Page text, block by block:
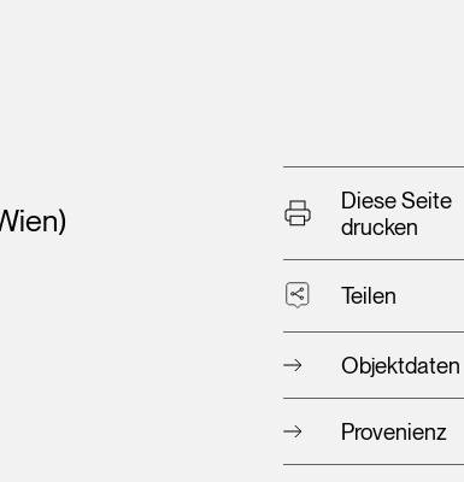
Diese Seite
drucken
Teilen
Objektdaten
Provenienz